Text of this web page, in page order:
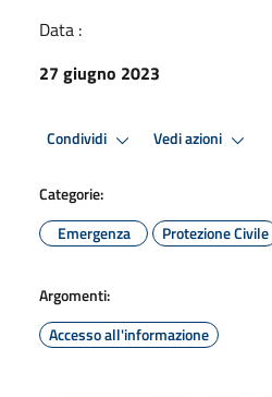
Data :
27 giugno 2023
Condividi Vedi azioni
Categorie:
Emergenza
Protezione Civile
Argomenti:
Accesso all'informazione